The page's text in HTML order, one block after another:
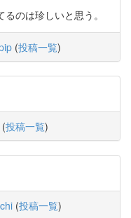
のは珍しいと思う。
(投稿一覧)
(投稿一覧)
(投稿一覧)